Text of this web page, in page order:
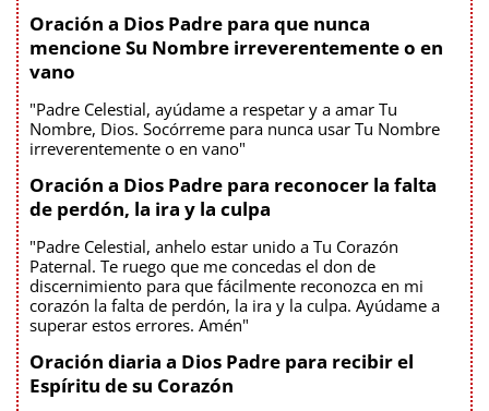
Oración a Dios Padre para que nunca
mencione Su Nombre irreverentemente o en
vano
"Padre Celestial, ayúdame a respetar y a amar Tu
Nombre, Dios. Socórreme para nunca usar Tu Nombre
irreverentemente o en vano"
Oración a Dios Padre para reconocer la falta
de perdón, la ira y la culpa
"Padre Celestial, anhelo estar unido a Tu Corazón
Paternal. Te ruego que me concedas el don de
discernimiento para que fácilmente reconozca en mi
corazón la falta de perdón, la ira y la culpa. Ayúdame a
superar estos errores. Amén"
Oración diaria a Dios Padre para recibir el
Espíritu de su Corazón